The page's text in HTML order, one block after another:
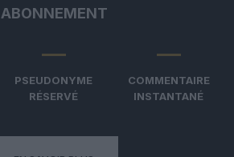
ABONNEMENT
PSEUDONYME
RÉSERVÉ
COMMENTAIRE
INSTANTANÉ